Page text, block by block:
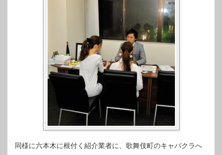
同様に六本木に根付く紹介業者に、歌舞伎町のキャバクラへ